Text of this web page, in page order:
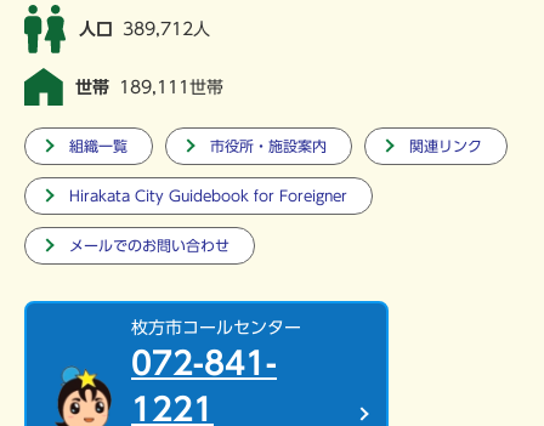
人口 389,712人
世帯 189,111世帯
組織一覧 市役所・施設案内 関連リンク
Hirakata City Guidebook for Foreigner
メールでのお問い合わせ
枚方市コールセンター
072-841-
1221